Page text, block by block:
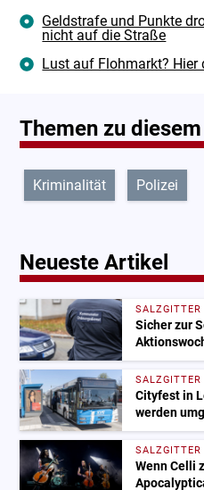
Geldstrafe und Punkte
nicht auf die Straße
Lust auf Flohmarkt? Hier
Themen zu
Kriminalität Polizei
Neueste Artikel
SALZGITTER
Sicher zur
SALZGITTER
Cityfest in
werden
SALZGITTER
Wenn Celli